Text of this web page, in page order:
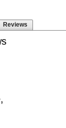
Reviews